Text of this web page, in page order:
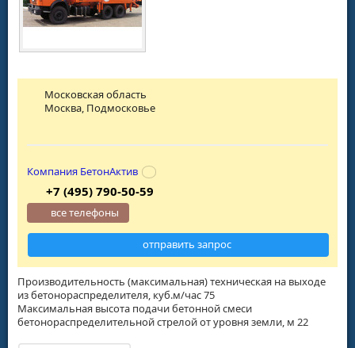
Производительность (максимальная) техническая на выходе
из бетонораспределителя, куб.м/час 75
Максимальная высота подачи бетонной смеси
бетонораспределительной стрелой от уровня земли, м 22
Московская область
Москва, Подмосковье
Компания БетонАктив
+7 (495) 790-50-59
все телефоны
отправить запрос